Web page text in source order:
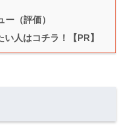
ー（評価）
人はコチラ！【PR】